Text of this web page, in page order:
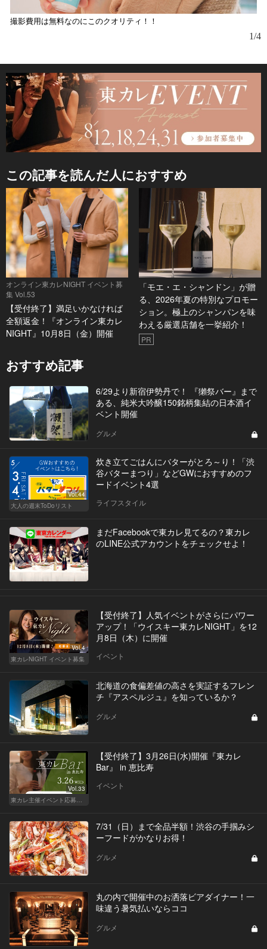
撮影費用は無料なのにこのクオリティ！！
1/4
この記事を読んだ人におすすめ
オンライン東カレNIGHT イベント募
集 Vol.53
【受付終了】満足いかなければ
全額返金！『オンライン東カレ
NIGHT』10月8日（金）開催
「モエ・エ・シャンドン」が贈
る、2026年夏の特別なプロモー
ション。極上のシャンパンを味
わえる厳選店舗を一挙紹介！
PR
おすすめ記事
6/29より新宿伊勢丹で！ 『獺祭バー』まで
ある、純米大吟醸150銘柄集結の日本酒イ
ベント開催
グルメ
Vol.44
大人の週末ToDoリスト
炊き立てごはんにバターがとろ～り！「渋
谷バターまつり」などGWにおすすめのフ
ードイベント4選
ライフスタイル
まだFacebookで東カレ見てるの？東カレ
のLINE公式アカウントをチェックせよ！
Vol.4
東カレNIGHT イベント募集
【受付終了】人気イベントがさらにパワー
アップ！「ウイスキー東カレNIGHT」を12
月8日（木）に開催
イベント
北海道の食偏差値の高さを実証するフレン
チ『アスペルジュ』を知っているか？
グルメ
Vol.33
東カレ主催イベント応募詳細記事一覧
【受付終了】3月26日(水)開催『東カレ
Bar』 in 恵比寿
イベント
7/31（日）まで全品半額！渋谷の手掴みシ
ーフードがかなりお得！
グルメ
丸の内で開催中のお洒落ビアダイナー！一
味違う暑気払いならココ
グルメ